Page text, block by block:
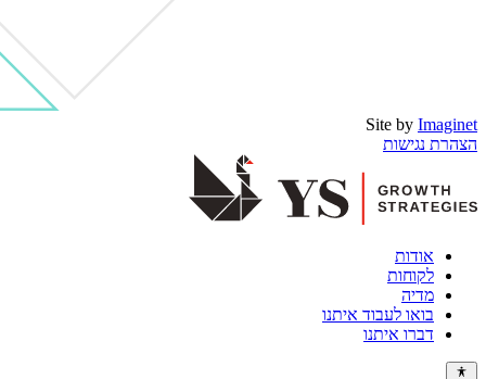
Site by Imaginet
הצהרת נגישות
אודות
לקוחות
מדיה
בואו לעבוד איתנו
דברו איתנו